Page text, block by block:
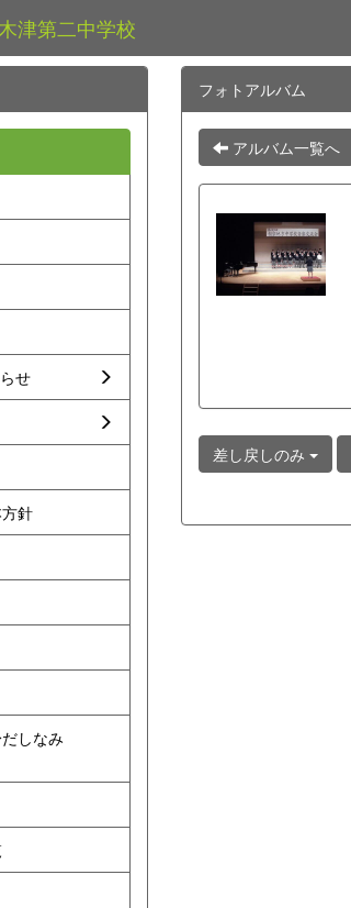
津第二中学校
フォトアルバム
アルバム一覧へ
差し戻しのみ
せ
針
しなみ